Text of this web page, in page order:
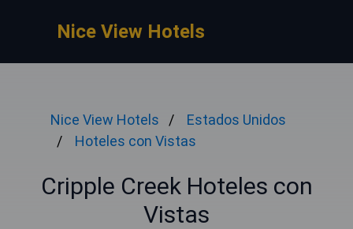
Nice View Hotels
Nice View Hotels
Estados Unidos
Hoteles con Vistas
Cripple Creek Hoteles con
Vistas